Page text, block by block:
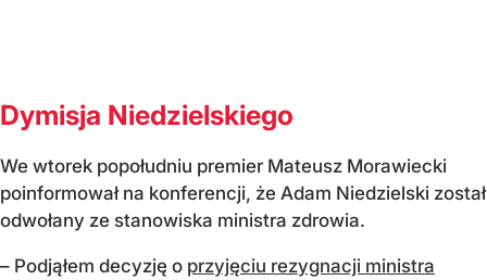
Dymisja Niedzielskiego
We wtorek popołudniu premier Mateusz Morawiecki
poinformował na konferencji, że Adam Niedzielski został
odwołany ze stanowiska ministra zdrowia.
– Podjąłem decyzję o przyjęciu rezygnacji ministra